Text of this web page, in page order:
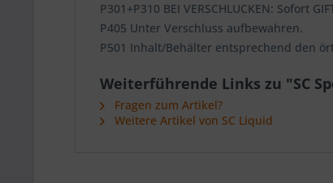
P301+P310 BEI VERSCHLUCKEN: Sofort
P405 Unter Verschluss aufbewahren.
P501 Inhalt/Behälter entsprechend den
Weiterführende Links zu "SC
Fragen zum Artikel?
Weitere Artikel von SC Liquid